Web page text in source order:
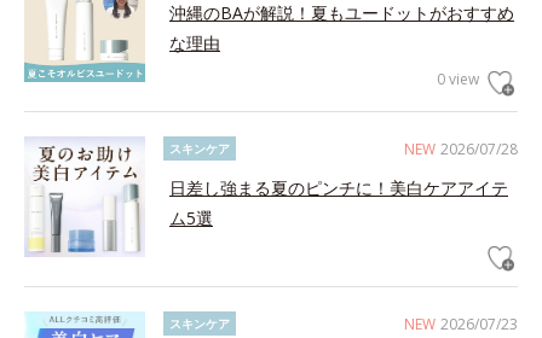
沖縄のBAが解説！夏もユードットがおすすめ
な理由
0 view
NEW 2026/07/28
スキンケア
日差し強まる夏のピンチに！美白ケアアイテ
ム5選
NEW 2026/07/23
スキンケア